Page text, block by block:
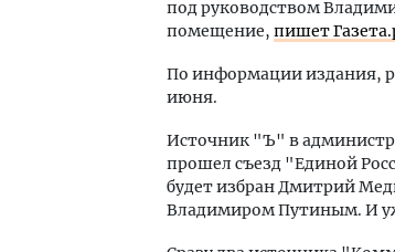
под руководством
помещение, пишет
По информации издания,
июня.
Источник "Ъ" в
прошел съезд "Единой
будет избран Дмитрий
Владимиром Путиным. И